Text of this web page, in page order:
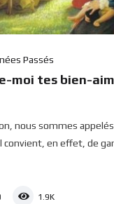
Passés
moi tes bien-
nous sommes
convient, en effet, de
1.9K